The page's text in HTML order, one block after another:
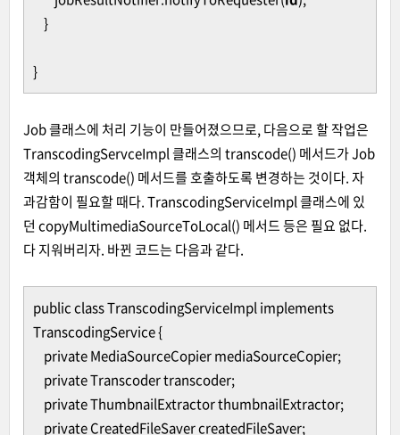
}
}
Job 클래스에 처리 기능이 만들어졌으므로, 다음으로 할 작업은
TranscodingServceImpl 클래스의 transcode() 메서드가 Job
객체의 transcode() 메서드를 호출하도록 변경하는 것이다. 자
과감함이 필요할 때다. TranscodingServiceImpl 클래스에 있
던 copyMultimediaSourceToLocal() 메서드 등은 필요 없다.
다 지워버리자. 바뀐 코드는 다음과 같다.
public class TranscodingServiceImpl implements
TranscodingService {
private MediaSourceCopier mediaSourceCopier;
private Transcoder transcoder;
private ThumbnailExtractor thumbnailExtractor;
private CreatedFileSaver createdFileSaver;